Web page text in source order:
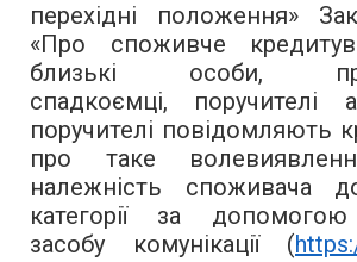
перехідні положення»
«Про споживче
близькі особи,
спадкоємці, поручителі
поручителі повідомляють
про таке
належність споживача
категорії за
засобу комунікації (